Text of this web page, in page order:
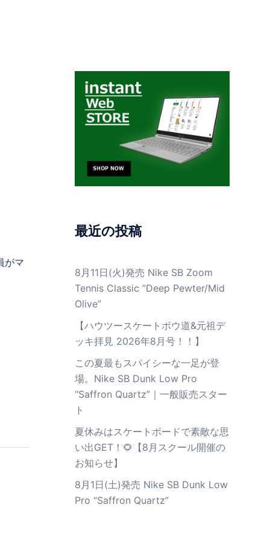
がマ
最近の投稿
8月11日(火)発売 Nike SB Zoom
Tennis Classic ”Deep Pewter/Mid
Olive”
【ハウツースケートボウ道&元祖デ
ッキ拝見 2026年8月号！！】
この夏最もスパイシーな一足が登
場。Nike SB Dunk Low Pro
“Saffron Quartz”｜一般販売スター
ト
夏休みはスケートボードで素敵な思
い出GET！🌻【8月スクール開催の
お知らせ】
8月1日(土)発売 Nike SB Dunk Low
Pro “Saffron Quartz”